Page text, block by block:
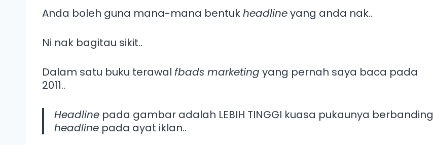
Anda boleh guna mana-mana bentukheadlineyang anda nak..
Ni nak bagitau sikit..
Dalam satu buku terawal fbads marketing yang pernah saya baca pada
2011..
Headline pada gambar adalah LEBIH TINGGI kuasa pukaunya berbanding
headline pada ayat iklan..